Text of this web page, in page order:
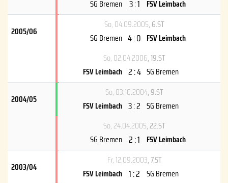
SG Bremen 3 : 1 FSV Leimbach
2005/06
So, 04.09.2005, 6.ST
SG Bremen 4 : 0 FSV Leimbach
So, 02.04.2006, 19.ST
FSV Leimbach 2 : 4 SG Bremen
2004/05
So, 03.10.2004, 9.ST
FSV Leimbach 3 : 2 SG Bremen
So, 24.04.2005, 22.ST
SG Bremen 2 : 1 FSV Leimbach
2003/04
Fr, 12.09.2003, 7.ST
FSV Leimbach 1 : 2 SG Bremen